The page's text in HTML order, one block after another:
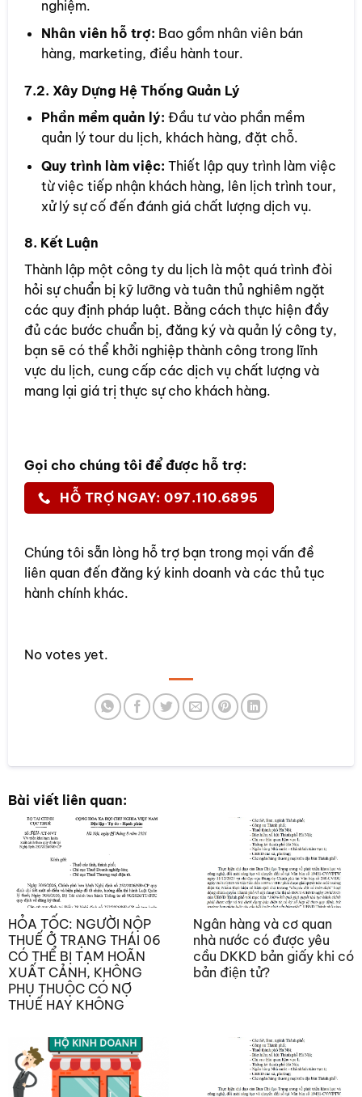
nghiệm.
Nhân viên hỗ trợ: Bao gồm nhân viên bán
hàng, marketing, điều hành tour.
7.2. Xây Dựng Hệ Thống Quản Lý
Phần mềm quản lý: Đầu tư vào phần mềm
quản lý tour du lịch, khách hàng, đặt chỗ.
Quy trình làm việc: Thiết lập quy trình làm việc
từ việc tiếp nhận khách hàng, lên lịch trình tour,
xử lý sự cố đến đánh giá chất lượng dịch vụ.
8. Kết Luận
Thành lập một công ty du lịch là một quá trình đòi
hỏi sự chuẩn bị kỹ lưỡng và tuân thủ nghiêm ngặt
các quy định pháp luật. Bằng cách thực hiện đầy
đủ các bước chuẩn bị, đăng ký và quản lý công ty,
bạn sẽ có thể khởi nghiệp thành công trong lĩnh
vực du lịch, cung cấp các dịch vụ chất lượng và
mang lại giá trị thực sự cho khách hàng.
Gọi cho chúng tôi để được hỗ trợ:
HỖ TRỢ NGAY: 097.110.6895
Chúng tôi sẵn lòng hỗ trợ bạn trong mọi vấn đề
liên quan đến đăng ký kinh doanh và các thủ tục
hành chính khác.
SUBMIT RATING
No votes yet.
Bài viết liên quan:
HỎA TỐC: NGƯỜI NỘP
THUẾ Ở TRẠNG THÁI 06
CÓ THỂ BỊ TẠM HOÃN
XUẤT CẢNH, KHÔNG
PHỤ THUỘC CÓ NỢ
THUẾ HAY KHÔNG
Ngân hàng và cơ quan
nhà nước có được yêu
cầu DKKD bản giấy khi có
bản điện tử?